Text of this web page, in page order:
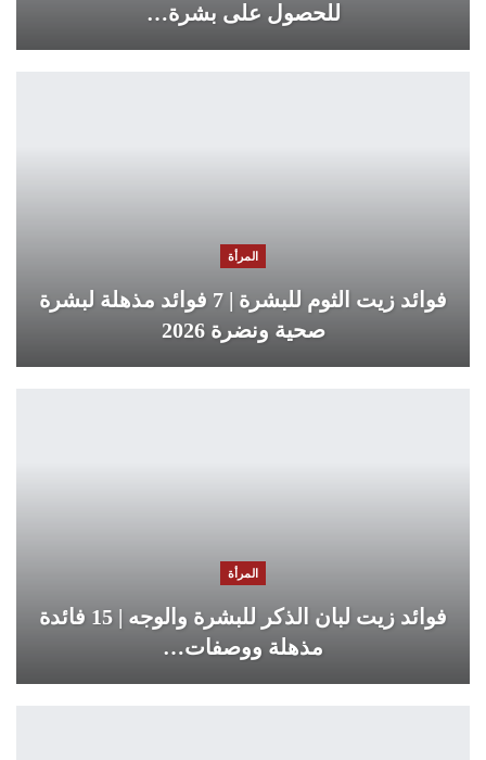
للحصول على بشرة…
المرأة
فوائد زيت الثوم للبشرة | 7 فوائد مذهلة لبشرة
صحية ونضرة 2026
المرأة
فوائد زيت لبان الذكر للبشرة والوجه | 15 فائدة
مذهلة ووصفات…